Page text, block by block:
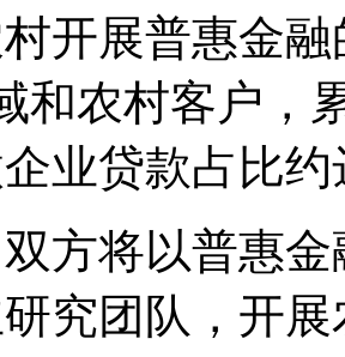
开展普惠金
和农村客户，
业贷款占比约
方将以普惠
究团队，开